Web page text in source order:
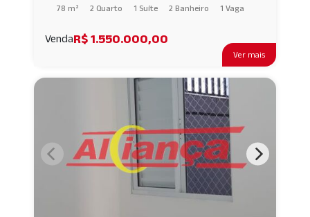
Ver mais
78 m² 2 Quarto 1 Suíte 2 Banheiro 1 Vaga
VendaR$ 1.550.000,00